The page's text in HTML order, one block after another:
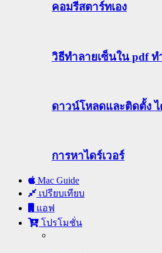
คอมรีสตาร์ทเอง
วิธีทําลายเซ็นใน pdf ท
ดาวน์โหลดและติดตั้ง ไ
การหาไดร์เวอร์
Mac Guide
เปรียบเทียบ
แอฟ
โปรโมชั่น